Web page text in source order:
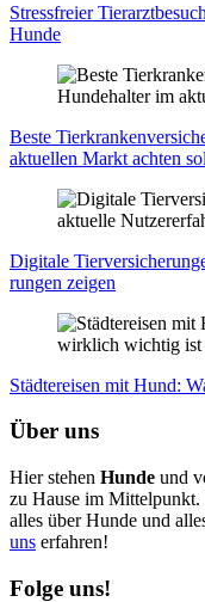
Stress­frei­er
Hun­de
Bes­te
aktu­el­len Markt ach­ten
Digi­ta­le
run­gen zei­gen
Städ­te­rei­sen mit Hund:
Über uns
Hier stehen Hunde und
zu Hause im Mittelpunkt.
alles über Hunde und
uns erfahren!
Folge uns!